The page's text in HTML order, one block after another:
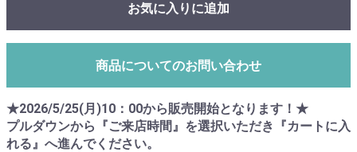
お気に入りに追加
商品についてのお問い合わせ
★2026/5/25(月)10：00から販売開始となります！★
プルダウンから『ご来店時間』を選択いただき『カートに入
れる』へ進んでください。